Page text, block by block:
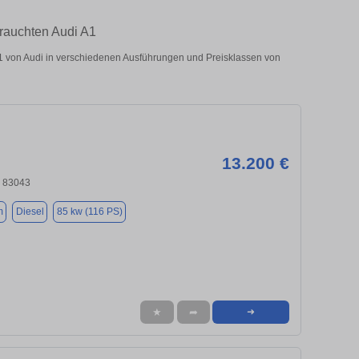
Audi A1
Audi in verschiedenen Ausführungen und Preisklassen von
13.200 €
83043
Diesel 85 kw (116 PS)
★ ➦ ➜